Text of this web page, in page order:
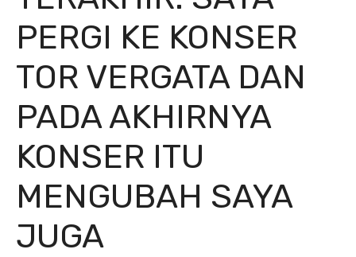
PERGI KE KONSER
TOR VERGATA DAN
PADA AKHIRNYA
KONSER ITU
MENGUBAH SAYA
JUGA